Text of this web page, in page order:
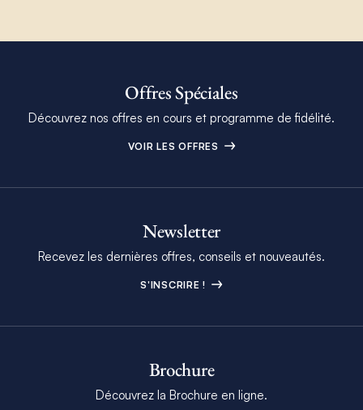
Offres Spéciales
Découvrez nos offres en cours et programme de fidélité.
VOIR LES OFFRES
Newsletter
Recevez les dernières offres, conseils et nouveautés.
S'INSCRIRE !
Brochure
Découvrez la Brochure en ligne.